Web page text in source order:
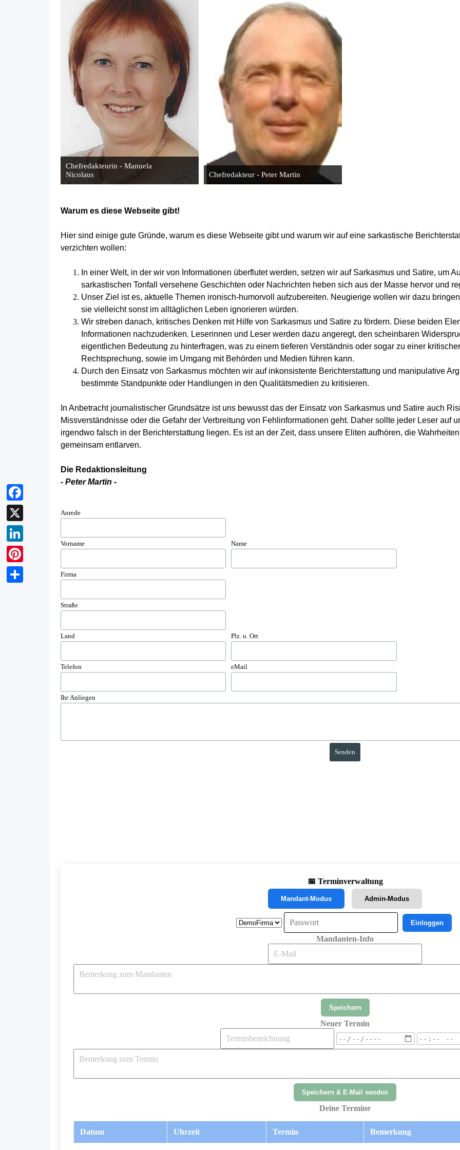
Chefredakteurin - Manuela
Nicolaus
Chefredakteur - Peter Martin
Warum es diese Webseite gibt!
Hier sind einige gute Gründe, warum es diese Webseite gibt und warum wir auf eine sarkastische
verzichten wollen:
In einer Welt, in der wir von Informationen überflutet werden, setzen wir auf Sarkasmus und Satire, um
sarkastischen Tonfall versehene Geschichten oder Nachrichten heben sich aus der Masse hervor und
Unser Ziel ist es, aktuelle Themen ironisch-humorvoll aufzubereiten. Neugierige wollen wir dazu
sie vielleicht sonst im alltäglichen Leben ignorieren würden.
Wir streben danach, kritisches Denken mit Hilfe von Sarkasmus und Satire zu fördern. Diese beiden
Informationen nachzudenken. Leserinnen und Leser werden dazu angeregt, den scheinbaren
eigentlichen Bedeutung zu hinterfragen, was zu einem tieferen Verständnis oder sogar zu einer
Rechtsprechung, sowie im Umgang mit Behörden und Medien führen kann.
Durch den Einsatz von Sarkasmus möchten wir auf inkonsistente Berichterstattung und manipulative
bestimmte Standpunkte oder Handlungen in den Qualitätsmedien zu kritisieren.
In Anbetracht journalistischer Grundsätze ist uns bewusst das der Einsatz von Sarkasmus und Satire auch
Missverständnisse oder die Gefahr der Verbreitung von Fehlinformationen geht. Daher sollte jeder Leser auf
irgendwo falsch in der Berichterstattung liegen. Es ist an der Zeit, dass unsere Eliten aufhören, die
gemeinsam entlarven.
Die Redaktionsleitung
- Peter Martin -
Anrede
Vorname Name
Firma
Straße
Land Plz. u. Ort
Telefon eMail
Ihr Anliegen
📅 Terminverwaltung
Mandant-Modus Admin-Modus
Einloggen
Mandanten-Info
Speichern
Neuer Termin
Speichern & E-Mail senden
Deine Termine
Datum Uhrzeit Termin Bemerkung
Facebook
X
LinkedIn
Pinterest